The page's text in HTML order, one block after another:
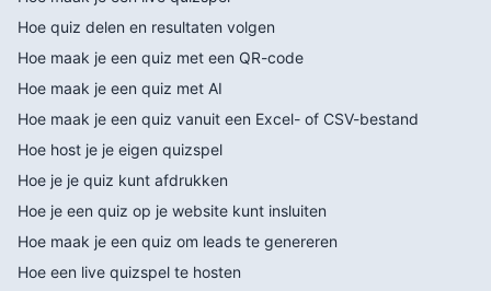
Hoe quiz delen en resultaten volgen
Hoe maak je een quiz met een QR-code
Hoe maak je een quiz met AI
Hoe maak je een quiz vanuit een Excel- of CSV-bestand
Hoe host je je eigen quizspel
Hoe je je quiz kunt afdrukken
Hoe je een quiz op je website kunt insluiten
Hoe maak je een quiz om leads te genereren
Hoe een live quizspel te hosten